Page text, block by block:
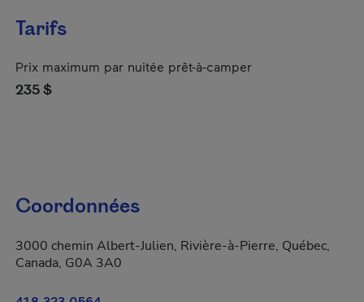
Tarifs
Prix maximum par nuitée prêt-à-camper
235 $
Coordonnées
3000 chemin Albert-Julien, Rivière-à-Pierre, Québec,
Canada, G0A 3A0